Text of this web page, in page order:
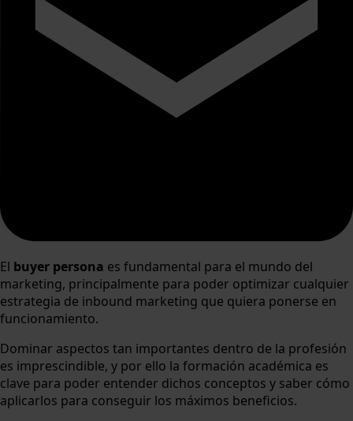
El buyer persona es fundamental para el mundo del
marketing, principalmente para poder optimizar cualquier
estrategia de inbound marketing que quiera ponerse en
funcionamiento.
Dominar aspectos tan importantes dentro de la profesión
es imprescindible, y por ello la formación académica es
clave para poder entender dichos conceptos y saber cómo
aplicarlos para conseguir los máximos beneficios.